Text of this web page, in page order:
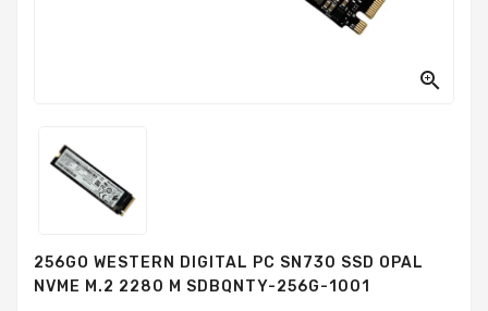
Mémoires
Durs

256GO WESTERN DIGITAL PC SN730 SSD OPAL
NVME M.2 2280 M SDBQNTY-256G-1001